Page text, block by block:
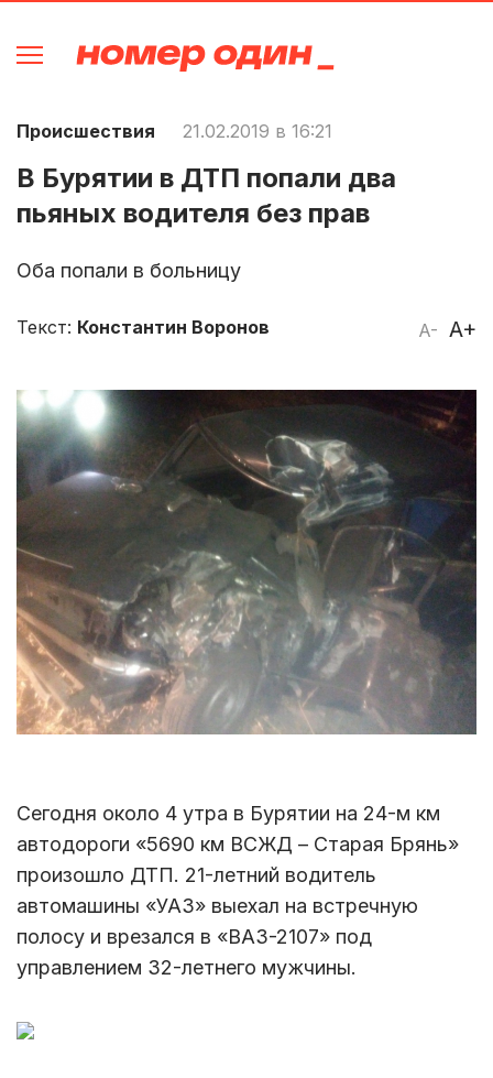
Происшествия 21.02.2019 в 16:21
В Бурятии в ДТП попали два
пьяных водителя без прав
Оба попали в больницу
A- A+
Текст: Константин Воронов
Сегодня около 4 утра в Бурятии на 24-м км
автодороги «5690 км ВСЖД – Старая Брянь»
произошло ДТП. 21-летний водитель
автомашины «УАЗ» выехал на встречную
полосу и врезался в «ВАЗ-2107» под
управлением 32-летнего мужчины.